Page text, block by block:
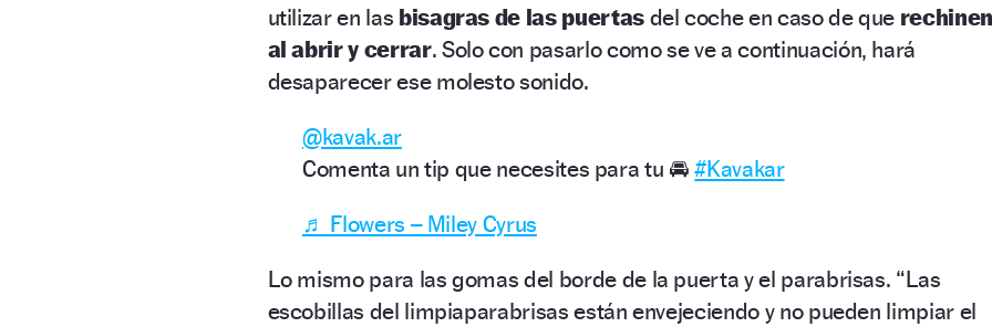
utilizar en las bisagras de las puertasdel coche en caso de que rechinen
al abrir y cerrar. Solo con pasarlo como se ve a continuación, hará
desaparecer ese molesto sonido.
@kavak.ar
Comenta un tip que necesites para tu 🚘#Kavakar
♬ Flowers – Miley Cyrus
Lo mismo para las gomas del borde de la puerta y el parabrisas. “Las
escobillas del limpiaparabrisas están envejeciendo y no pueden limpiar el